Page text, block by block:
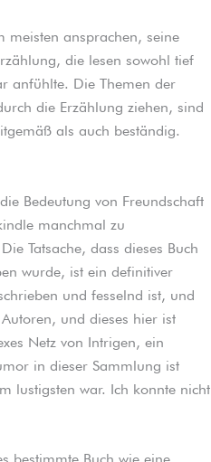
meisten ansprachen, seine
die lesen sowohl tief
anfühlte. Die Themen der
die Erzählung ziehen, sind
als auch beständig.
Bedeutung von Freundschaft
manchmal zu
Tatsache, dass dieses Buch
wurde, ist ein definitiver
und fesselnd ist, und
und dieses hier ist
Netz von Intrigen, ein
in dieser Sammlung ist
lustigsten war. Ich konnte nicht